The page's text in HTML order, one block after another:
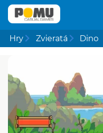
Hry Zvieratá Dino